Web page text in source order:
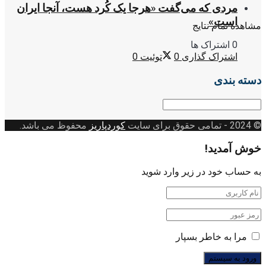
مشاهده تمام نتایج
مردی که می‌گفت «هرجا یک کُرد هست، آنجا ایران
است»
0 اشتراک ها
اشتراک گذاری 0 توئیت 0
دسته بندی
دسته
© 2024
- تمامی حقوق برای سایت کوردپاریز محفوظ می باشد.
خوش آمدید!
به حساب خود در زیر وارد شوید
مرا به خاطر بسپار